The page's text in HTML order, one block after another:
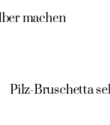
machen
Pilz-Bruschetta